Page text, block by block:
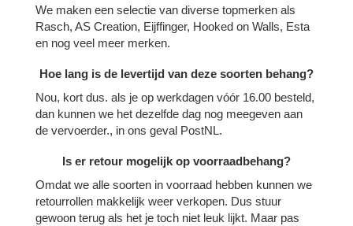
We maken een selectie van diverse topmerken als
Rasch, AS Creation, Eijffinger, Hooked on Walls, Esta
en nog veel meer merken.
Hoe lang is de levertijd van deze soorten behang?
Nou, kort dus. als je op werkdagen vóór 16.00 besteld,
dan kunnen we het dezelfde dag nog meegeven aan
de vervoerder., in ons geval PostNL.
Is er retour mogelijk op voorraadbehang?
Omdat we alle soorten in voorraad hebben kunnen we
retourrollen makkelijk weer verkopen. Dus stuur
gewoon terug als het je toch niet leuk lijkt. Maar pas